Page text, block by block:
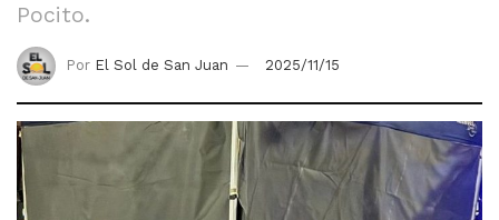
Pocito.
Por El Sol de San Juan 2025/11/15